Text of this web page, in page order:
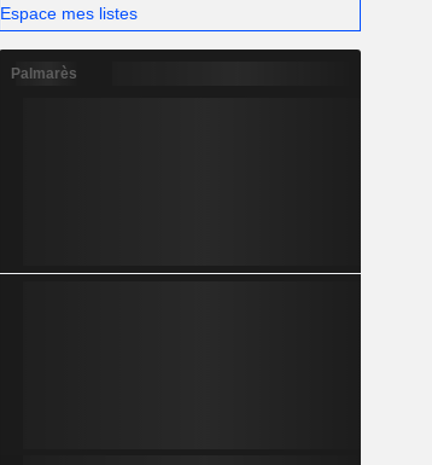
Espace mes listes
Palmarès